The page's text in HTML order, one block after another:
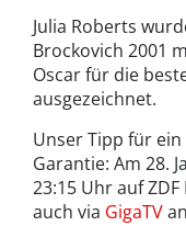
Julia Roberts
Brockovich 2001
Oscar für die
ausgezeichnet.
Unser Tipp für
Garantie: Am 28.
23:15 Uhr auf
auch via GigaTV